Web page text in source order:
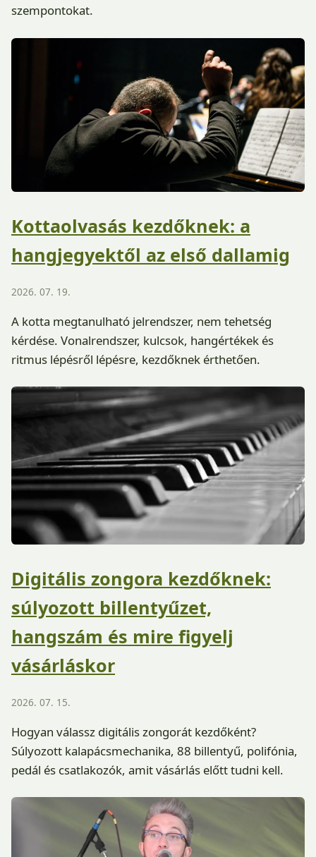
szempontokat.
Kottaolvasás kezdőknek: a
hangjegyektől az első dallamig
2026. 07. 19.
A kotta megtanulható jelrendszer, nem tehetség
kérdése. Vonalrendszer, kulcsok, hangértékek és
ritmus lépésről lépésre, kezdőknek érthetően.
Digitális zongora kezdőknek:
súlyozott billentyűzet,
hangszám és mire figyelj
vásárláskor
2026. 07. 15.
Hogyan válassz digitális zongorát kezdőként?
Súlyozott kalapácsmechanika, 88 billentyű, polifónia,
pedál és csatlakozók, amit vásárlás előtt tudni kell.